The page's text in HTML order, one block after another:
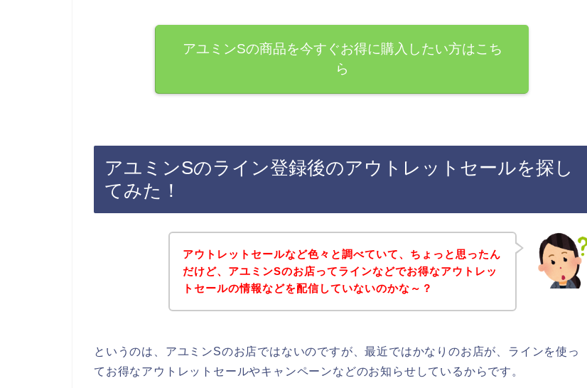
アユミンSの商品を今すぐお得に購入したい方はこち
ら
アユミンSのライン登録後のアウトレットセールを探し
てみた！
アウトレットセールなど色々と調べていて、ちょっと思ったん
だけど、アユミンSのお店ってラインなどでお得なアウトレッ
トセールの情報などを配信していないのかな～？
というのは、アユミンSのお店ではないのですが、最近ではかなりのお店が、ラインを使っ
てお得なアウトレットセールやキャンペーンなどのお知らせしているからです。